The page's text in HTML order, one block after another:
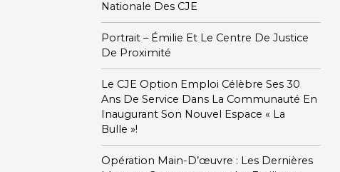
Nationale Des CJE
Portrait – Émilie Et Le Centre De Justice
De Proximité
Le CJE Option Emploi Célèbre Ses 30
Ans De Service Dans La Communauté En
Inaugurant Son Nouvel Espace « La
Bulle »!
Opération Main-D’œuvre : Les Dernières